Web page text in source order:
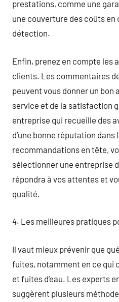
prestations, comme une
une couverture des coûts en
détection.
Enfin, prenez en compte les
clients. Les commentaires
peuvent vous donner un bon
service et de la satisfaction
entreprise qui recueille des
d’une bonne réputation
recommandations en tête,
sélectionner une entreprise
répondra à vos attentes et
qualité.
4. Les meilleures pratiques
Il vaut mieux prévenir que
fuites, notamment en ce qui
et fuites d’eau. Les experts
suggèrent plusieurs